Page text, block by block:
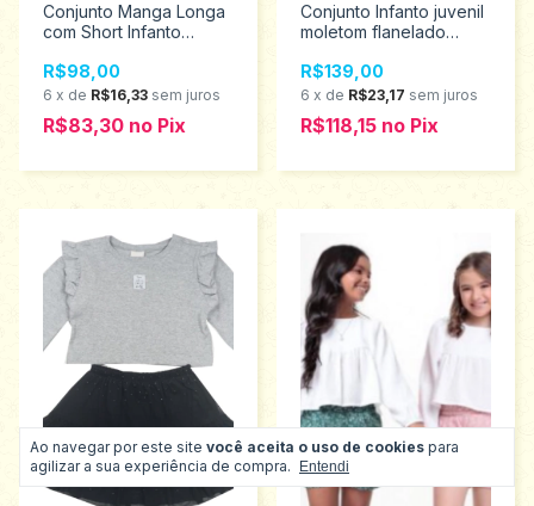
Ao navegar por este site você aceita o uso de cookies para
agilizar a sua experiência de compra.
Entendi
Conjunto Manga Longa
com Short Infanto
8/12 2504
R$98,00
6 x de R$16,33 sem juros
R$83,30 no Pix
Conjunto Infanto juvenil
moletom flanelado
51591
R$139,00
6 x de R$23,17 sem juros
R$118,15 no Pix